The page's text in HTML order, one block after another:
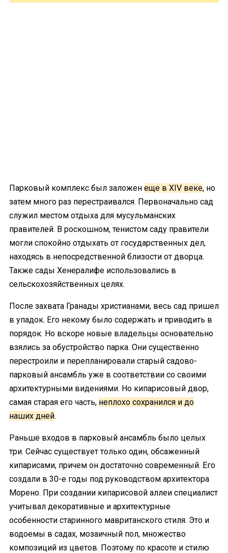
Парковый комплекс был заложен еще в XIV веке, но
затем много раз перестраивался. Первоначально сад
служил местом отдыха для мусульманских
правителей. В роскошном, тенистом саду правители
могли спокойно отдыхать от государственных дел,
находясь в непосредственной близости от дворца.
Также сады Хенералифе использовались в
сельскохозяйственных целях.
После захвата Гранады христианами, весь сад пришел
в упадок. Его некому было содержать и приводить в
порядок. Но вскоре новые владельцы основательно
взялись за обустройство парка. Они существенно
перестроили и перепланировали старый садово-
парковый ансамбль уже в соответствии со своими
архитектурными видениями. Но кипарисовый двор,
самая старая его часть, неплохо сохранился и до
наших дней.
Раньше входов в парковый ансамбль было целых
три. Сейчас существует только один, обсаженный
кипарисами, причем он достаточно современный. Его
создали в 30-е годы под руководством архитектора
Морено. При создании кипарисовой аллеи специалист
учитывал декоративные и архитектурные
особенности старинного мавританского стиля. Это и
водоемы в садах, мозаичный пол, множество
композиций из цветов. Поэтому по красоте и стилю